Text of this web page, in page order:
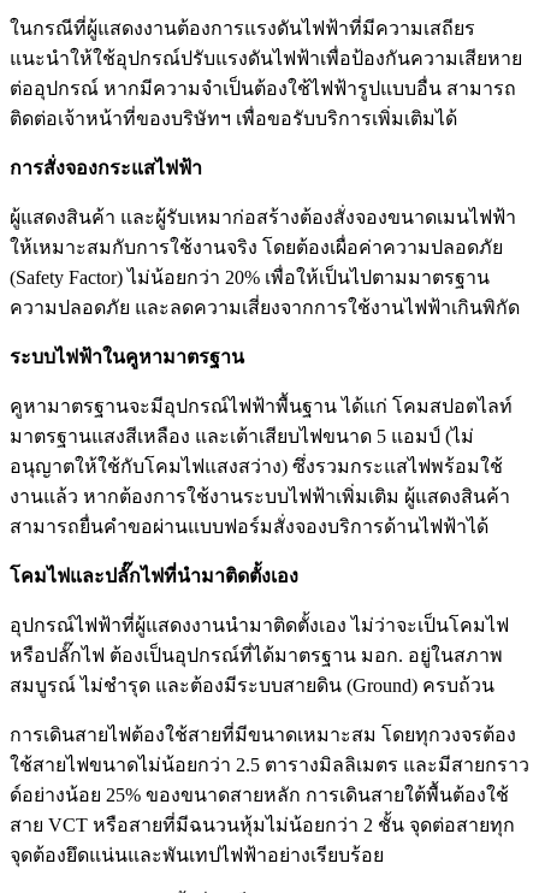
ในกรณีที่ผู้แสดงงานต้องการแรงดันไฟฟ้าที่มีความเสถียร
แนะนำให้ใช้อุปกรณ์ปรับแรงดันไฟฟ้าเพื่อป้องกันความเสียหาย
ต่ออุปกรณ์ หากมีความจำเป็นต้องใช้ไฟฟ้ารูปแบบอื่น สามารถ
ติดต่อเจ้าหน้าที่ของบริษัทฯ เพื่อขอรับบริการเพิ่มเติมได้
การสั่งจองกระแสไฟฟ้า
ผู้แสดงสินค้า และผู้รับเหมาก่อสร้างต้องสั่งจองขนาดเมนไฟฟ้า
ให้เหมาะสมกับการใช้งานจริง โดยต้องเผื่อค่าความปลอดภัย
(Safety Factor) ไม่น้อยกว่า 20% เพื่อให้เป็นไปตามมาตรฐาน
ความปลอดภัย และลดความเสี่ยงจากการใช้งานไฟฟ้าเกินพิกัด
ระบบไฟฟ้าในคูหามาตรฐาน
คูหามาตรฐานจะมีอุปกรณ์ไฟฟ้าพื้นฐาน ได้แก่ โคมสปอตไลท์
มาตรฐานแสงสีเหลือง และเต้าเสียบไฟขนาด 5 แอมป์ (ไม่
อนุญาตให้ใช้กับโคมไฟแสงสว่าง) ซึ่งรวมกระแสไฟพร้อมใช้
งานแล้ว หากต้องการใช้งานระบบไฟฟ้าเพิ่มเติม ผู้แสดงสินค้า
สามารถยื่นคำขอผ่านแบบฟอร์มสั่งจองบริการด้านไฟฟ้าได้
โคมไฟและปลั๊กไฟที่นำมาติดตั้งเอง
อุปกรณ์ไฟฟ้าที่ผู้แสดงงานนำมาติดตั้งเอง ไม่ว่าจะเป็นโคมไฟ
หรือปลั๊กไฟ ต้องเป็นอุปกรณ์ที่ได้มาตรฐาน มอก. อยู่ในสภาพ
สมบูรณ์ ไม่ชำรุด และต้องมีระบบสายดิน (Ground) ครบถ้วน
การเดินสายไฟต้องใช้สายที่มีขนาดเหมาะสม โดยทุกวงจรต้อง
ใช้สายไฟขนาดไม่น้อยกว่า 2.5 ตารางมิลลิเมตร และมีสายกราว
ด์อย่างน้อย 25% ของขนาดสายหลัก การเดินสายใต้พื้นต้องใช้
สาย VCT หรือสายที่มีฉนวนหุ้มไม่น้อยกว่า 2 ชั้น จุดต่อสายทุก
จุดต้องยึดแน่นและพันเทปไฟฟ้าอย่างเรียบร้อย